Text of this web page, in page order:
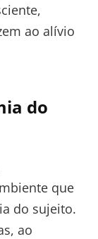
ao alívio
do
que
do sujeito.
ao